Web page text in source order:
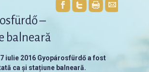
–
balneară
iulie 2016 Gyopárosfürdő a fost
ca și stațiune balneară.